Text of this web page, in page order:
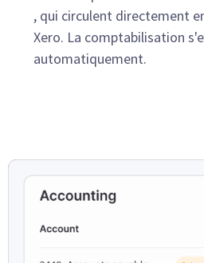
, qui circulent directement
Xero. La comptabilisation
automatiquement.